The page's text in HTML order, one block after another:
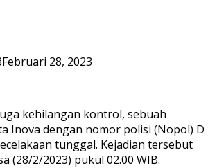
Februari 28, 2023
kehilangan kontrol, sebuah
Inova dengan nomor polisi (Nopol) D
tunggal. Kejadian tersebut
(28/2/2023) pukul 02.00 WIB.